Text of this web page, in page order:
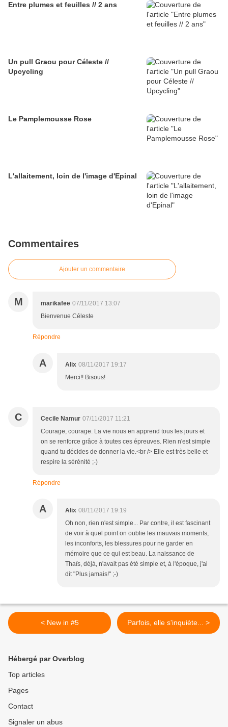
Entre plumes et feuilles // 2 ans
Un pull Graou pour Céleste //
Upcycling
Le Pamplemousse Rose
L'allaitement, loin de l'image d'Epinal
Commentaires
Ajouter un commentaire
M marikafee 07/11/2017 13:07
Bienvenue Céleste
Répondre
A Alix 08/11/2017 19:17
Merci!! Bisous!
C Cecile Namur 07/11/2017 11:21
Courage, courage. La vie nous en apprend tous les jours et
on se renforce grâce à toutes ces épreuves. Rien n'est simple
quand tu décides de donner la vie.<br /> Elle est très belle et
respire la sérénité ;-)
Répondre
A Alix 08/11/2017 19:19
Oh non, rien n'est simple... Par contre, il est fascinant
de voir à quel point on oublie les mauvais moments,
les inconforts, les blessures pour ne garder en
mémoire que ce qui est beau. La naissance de
Thaïs, déjà, n'avait pas été simple et, à l'époque, j'ai
dit "Plus jamais!" ;-)
< New in #5 Parfois, elle s'inquiète... >
Hébergé par Overblog
Top articles
Pages
Contact
Signaler un abus